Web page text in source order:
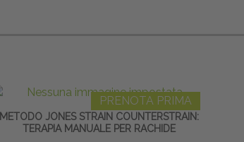
PRENOTA PRIMA
METODO JONES STRAIN COUNTERSTRAIN:
TERAPIA MANUALE PER RACHIDE